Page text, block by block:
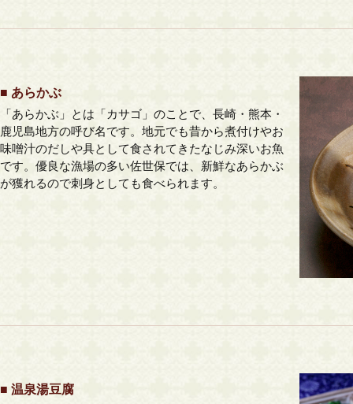
■ あらかぶ
「あらかぶ」とは「カサゴ」のことで、長崎・熊本・
鹿児島地方の呼び名です。地元でも昔から煮付けやお
味噌汁のだしや具として食されてきたなじみ深いお魚
です。優良な漁場の多い佐世保では、新鮮なあらかぶ
が獲れるので刺身としても食べられます。
■ 温泉湯豆腐